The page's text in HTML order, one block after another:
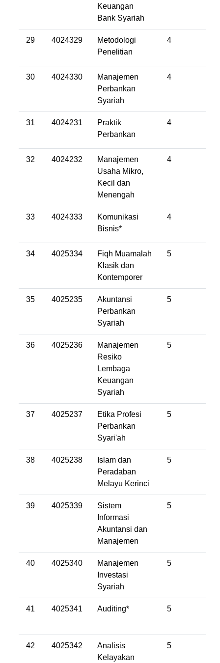
Keuangan
Bank Syariah
29 4024329
Metodologi
Penelitian
4
30 4024330
Manajemen
Perbankan
Syariah
4
31 4024231
Praktik
Perbankan
4
32 4024232
Manajemen
Usaha Mikro,
Kecil dan
Menengah
4
33 4024333
Komunikasi
Bisnis*
4
34 4025334
Fiqh Muamalah
Klasik dan
Kontemporer
5
35 4025235
Akuntansi
Perbankan
Syariah
5
36 4025236
Manajemen
Resiko
Lembaga
Keuangan
Syariah
5
37 4025237
Etika Profesi
Perbankan
Syari'ah
5
38 4025238
Islam dan
Peradaban
Melayu Kerinci
5
39 4025339
Sistem
Informasi
Akuntansi dan
Manajemen
5
40 4025340
Manajemen
Investasi
Syariah
5
41 4025341 Auditing* 5
42 4025342
Analisis
Kelayakan
5